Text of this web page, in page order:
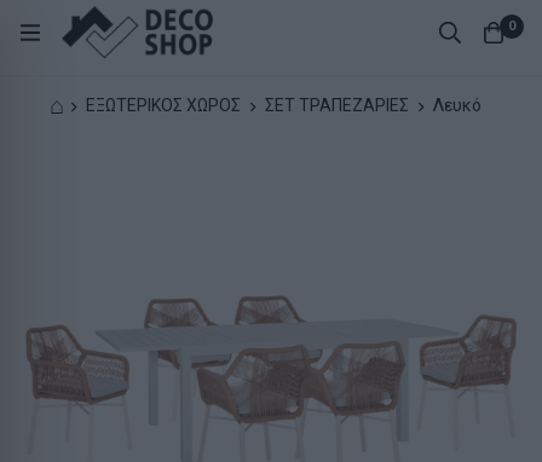
0
⌂ ΕΞΩΤΕΡΙΚΟΣ ΧΩΡΟΣ ΣΕΤ ΤΡΑΠΕΖΑΡΙΕΣ Λευκό